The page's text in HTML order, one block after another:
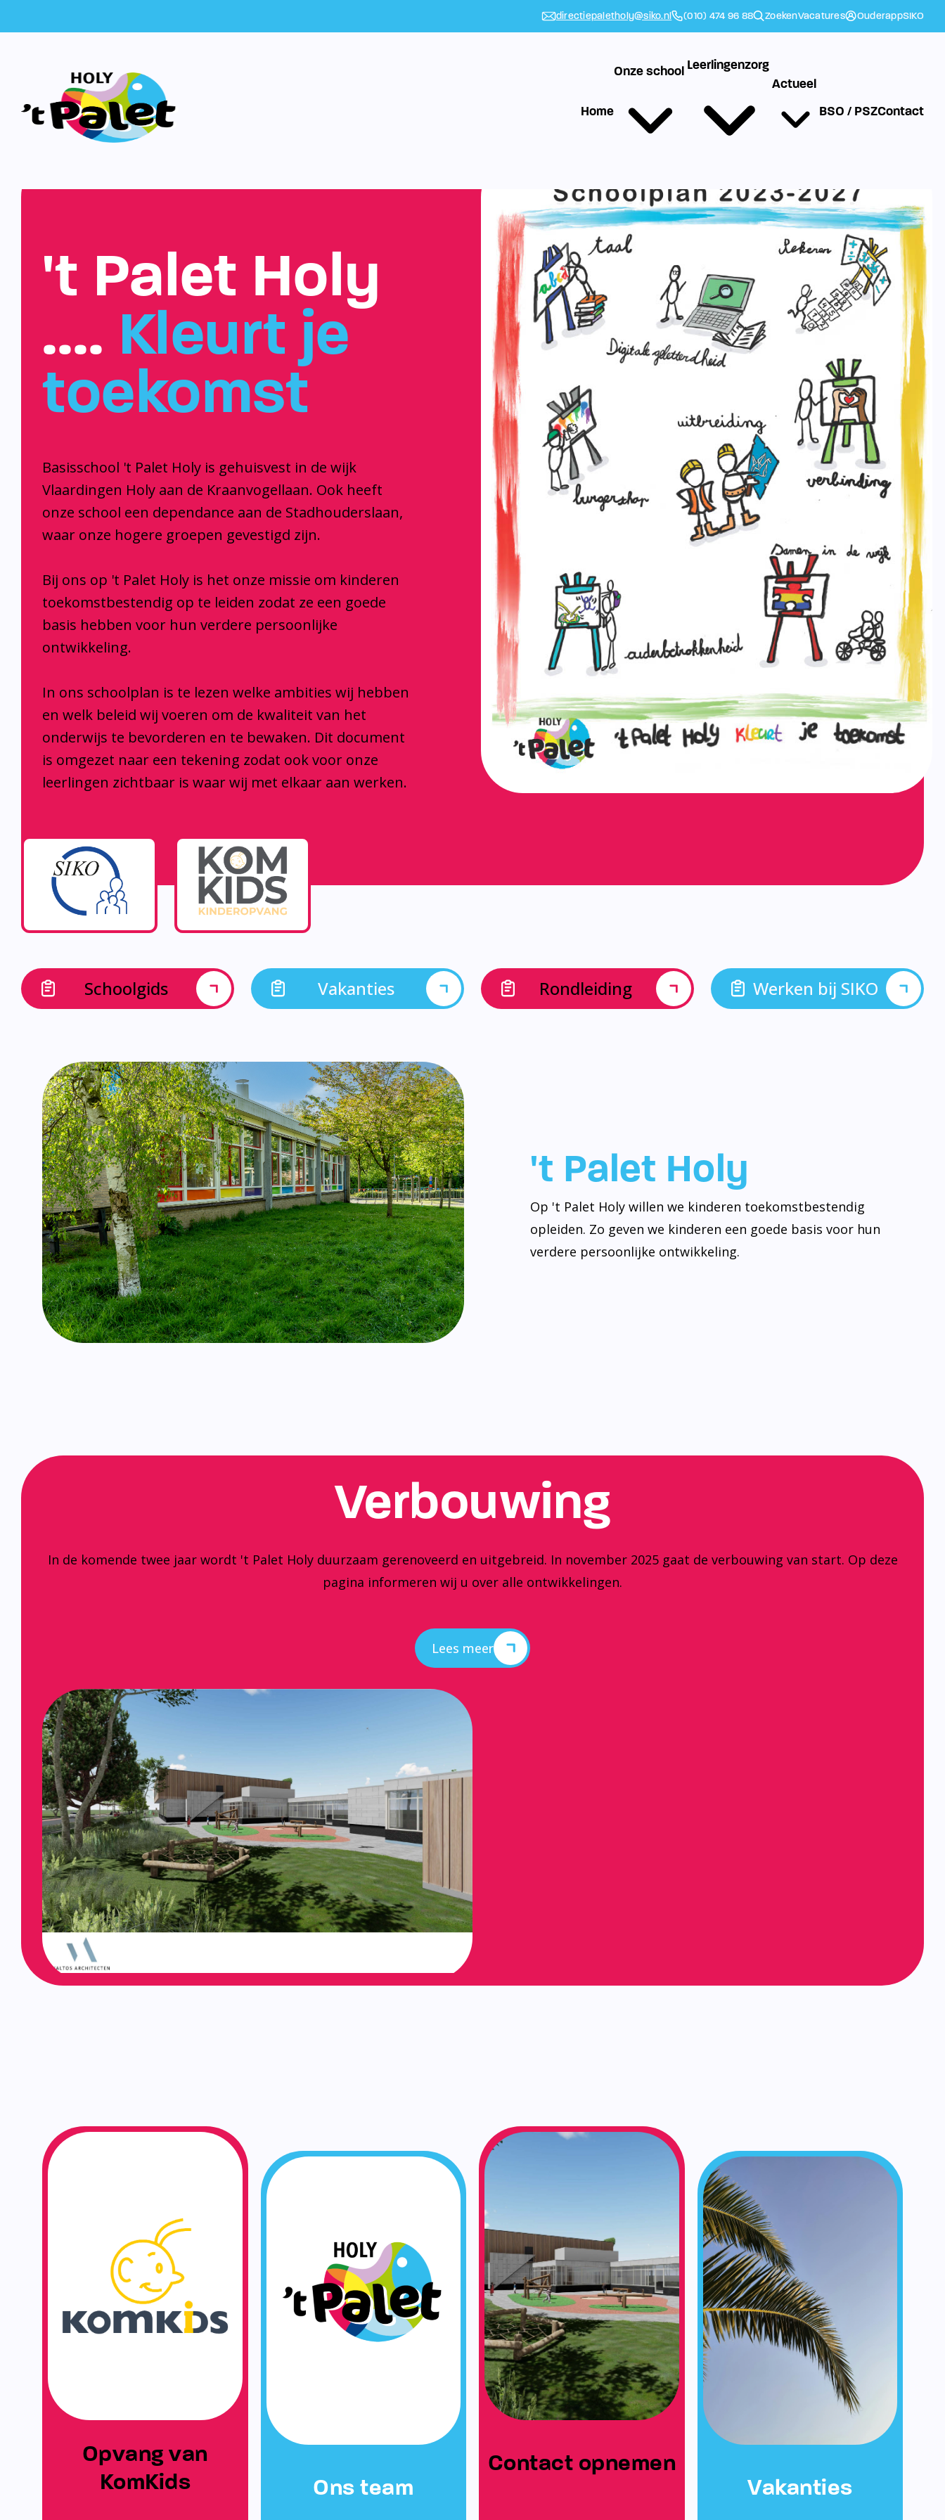
directiepaletholy@siko.nl (010) 474 96 88 ZoekenVacatures OuderappSIKO
Home
Onze school Leerlingenzorg
Actueel
BSO / PSZContact
't Palet Holy
…. Kleurt je
toekomst
Basisschool 't Palet Holy is gehuisvest in de wijk
Vlaardingen Holy aan de Kraanvogellaan. Ook heeft
onze school een dependance aan de Stadhouderslaan,
waar onze hogere groepen gevestigd zijn.
Bij ons op 't Palet Holy is het onze missie om kinderen
toekomstbestendig op te leiden zodat ze een goede
basis hebben voor hun verdere persoonlijke
ontwikkeling.
In ons schoolplan is te lezen welke ambities wij hebben
en welk beleid wij voeren om de kwaliteit van het
onderwijs te bevorderen en te bewaken. Dit document
is omgezet naar een tekening zodat ook voor onze
leerlingen zichtbaar is waar wij met elkaar aan werken.
Schoolgids Vakanties Rondleiding Werken bij SIKO
't Palet Holy
Op 't Palet Holy willen we kinderen toekomstbestendig
opleiden. Zo geven we kinderen een goede basis voor hun
verdere persoonlijke ontwikkeling.
Verbouwing
In de komende twee jaar wordt 't Palet Holy duurzaam gerenoveerd en uitgebreid. In november 2025 gaat de verbouwing van start. Op deze
pagina informeren wij u over alle ontwikkelingen.
Lees meer
Opvang van
KomKids
Ons team
Contact opnemen
Vakanties